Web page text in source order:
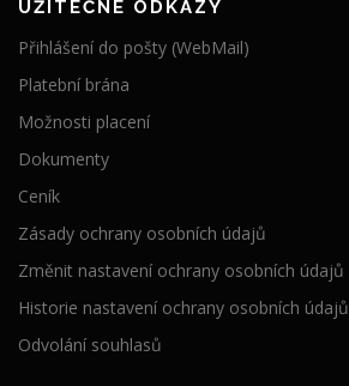
UŽITEČNÉ ODKAZY
Přihlášení do pošty (WebMail)
Platební brána
Možnosti placení
Dokumenty
Ceník
Zásady ochrany osobních údajů
Změnit nastavení ochrany osobních údajů
Historie nastavení ochrany osobních údajů
Odvolání souhlasů